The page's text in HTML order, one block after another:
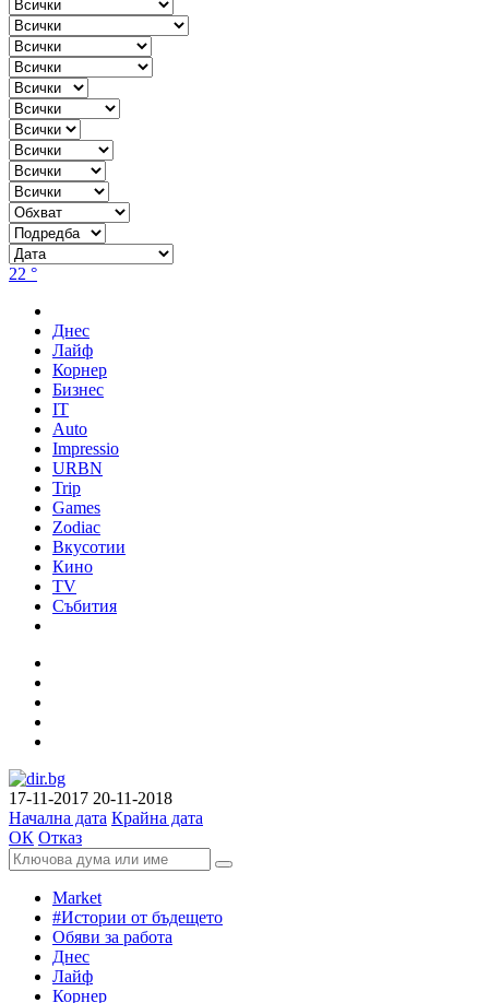
22 °
Днес
Лайф
Корнер
Бизнес
IT
Auto
Impressio
URBN
Trip
Games
Zodiac
Вкусотии
Кино
TV
Събития
17-11-2017 20-11-2018
Начална дата Крайна дата
ОК Отказ
Market
#Истории от бъдещето
Обяви за работа
Днес
Лайф
Корнер